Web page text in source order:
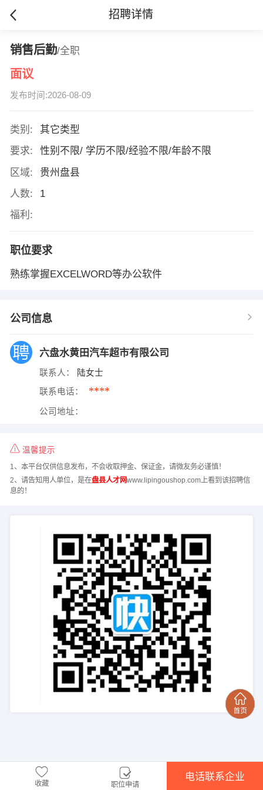
招聘详情
销售后勤/全职
面议
发布时间:2026-08-09
类别:
其它类型
要求:
性别不限/ 学历不限/经验不限/年龄不限
区域:
贵州盘县
人数:
1
福利:
职位要求
熟练掌握EXCELWORD等办公软件
公司信息
六盘水黄田汽车超市有限公司
联系人： 陆女士
联系电话： ****
公司地址：
温馨提示
1、本平台仅供信息发布，不会收取押金、保证金，请微友务必谨慎！
2、请告知用人单位，是在盘县人才网www.lipingoushop.com上看到该招聘信
息的！
收藏 职位申请
电话联系企业